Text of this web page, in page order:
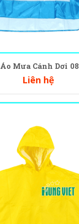
Áo Mưa Cánh Dơi 08
Liên hệ